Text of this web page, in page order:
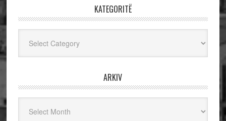
KATEGORITË
ARKIV